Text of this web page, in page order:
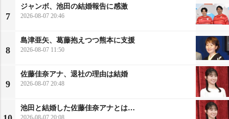
7
ジャンボ、池田の結婚報告に感激
2026-08-07 20:46
8
島津亜矢、葛藤抱えつつ熊本に支援
2026-08-07 11:50
9
佐藤佳奈アナ、退社の理由は結婚
2026-08-07 20:48
池田と結婚した佐藤佳奈アナとは…
2026-08-07 20:08